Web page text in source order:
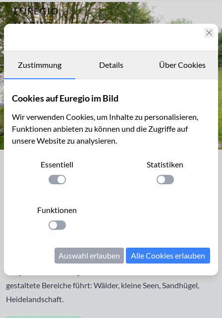
EUREGIO
IM BILD
Archiv
Kontakt
Archiv 6965
Weg am Niederzierersee, Sophienhöhe
zurzeit ungefähr 350m tief. Ein Teil des Abraums wurde und
wird zu einem künstlichen Berg von ca 200m Höhe
Sophienhöhe. In dem weiträumigen Gelände gibt es ein gut
gestaltete Bereiche führt: Wälder, kleine Seen, Sandhügel,
Heidelandschaft.
Zustimmung Details Über Cookies
Cookies auf Euregio im Bild
Wir verwenden Cookies, um Inhalte zu personalisieren,
Funktionen anbieten zu können und die Zugriffe auf
unsere Website zu analysieren.
Essentiell
Einstellung anwenden
Statistiken
Einstellung
Funktionen
Einstellung anwenden
Auswahl erlauben Alle Cookies erlauben